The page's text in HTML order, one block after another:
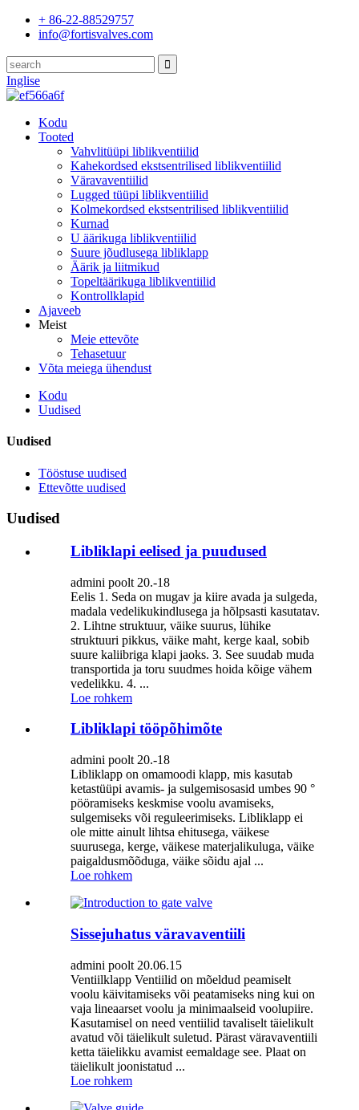
+ 86-22-88529757
info@fortisvalves.com
Inglise
Kodu
Tooted
Vahvlitüüpi liblikventiilid
Kahekordsed ekstsentrilised liblikventiilid
Väravaventiilid
Lugged tüüpi liblikventiilid
Kolmekordsed ekstsentrilised liblikventiilid
Kurnad
U äärikuga liblikventiilid
Suure jõudlusega libliklapp
Äärik ja liitmikud
Topeltäärikuga liblikventiilid
Kontrollklapid
Ajaveeb
Meist
Meie ettevõte
Tehasetuur
Võta meiega ühendust
Kodu
Uudised
Uudised
Tööstuse uudised
Ettevõtte uudised
Uudised
Libliklapi eelised ja puudused
admini poolt 20.-18
Eelis 1. Seda on mugav ja kiire avada ja sulgeda,
madala vedelikukindlusega ja hõlpsasti kasutatav.
2. Lihtne struktuur, väike suurus, lühike
struktuuri pikkus, väike maht, kerge kaal, sobib
suure kaliibriga klapi jaoks. 3. See suudab muda
transportida ja toru suudmes hoida kõige vähem
vedelikku. 4. ...
Loe rohkem
Libliklapi tööpõhimõte
admini poolt 20.-18
Libliklapp on omamoodi klapp, mis kasutab
ketastüüpi avamis- ja sulgemisosasid umbes 90 °
pööramiseks keskmise voolu avamiseks,
sulgemiseks või reguleerimiseks. Libliklapp ei
ole mitte ainult lihtsa ehitusega, väikese
suurusega, kerge, väikese materjalikuluga, väike
paigaldusmõõduga, väike sõidu ajal ...
Loe rohkem
Sissejuhatus väravaventiili
admini poolt 20.06.15
Ventiilklapp Ventiilid on mõeldud peamiselt
voolu käivitamiseks või peatamiseks ning kui on
vaja lineaarset voolu ja minimaalseid voolupiire.
Kasutamisel on need ventiilid tavaliselt täielikult
avatud või täielikult suletud. Pärast väravaventiili
ketta täielikku avamist eemaldage see. Plaat on
täielikult joonistatud ...
Loe rohkem